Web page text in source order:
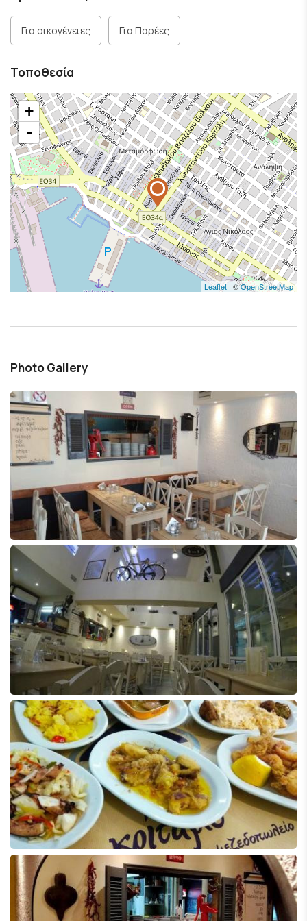
Για οικογένειες Για Παρέες
Τοποθεσία
+
-
Leaflet | ©OpenStreetMap
Photo Gallery